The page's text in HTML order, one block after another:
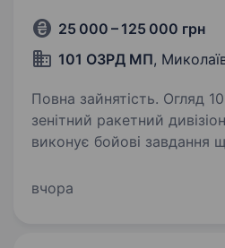
25 000 – 125 000 грн
101 ОЗРД МП,
Повна зайнятість. Огляд 101-ий окремий
зенітний ракетний
виконує бойові завдання
ворожих ударних БПЛА,
вчора